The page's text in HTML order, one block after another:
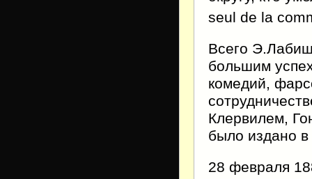
seul de la
Всего
большим
комедий,
Клервилем,
было издано
28 февраля